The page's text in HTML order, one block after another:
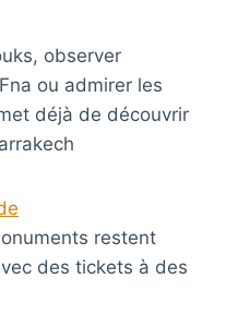
observer
ou admirer les
déjà de découvrir
restent
des tickets à des